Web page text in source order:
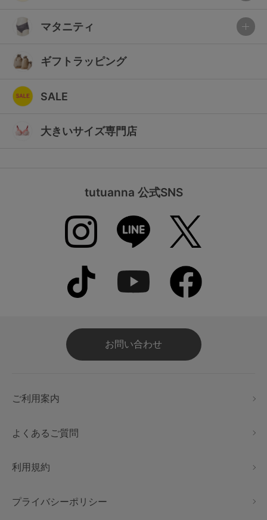
マタニティ
ギフトラッピング
SALE
大きいサイズ専門店
tutuanna 公式SNS
お問い合わせ
ご利用案内
よくあるご質問
利用規約
プライバシーポリシー